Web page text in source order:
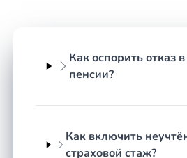
Спектр пенсионных споров
них требуют детального
Республика к специалисту
отказ Социального фонда в
Как оспорить отказ
пенсии?
Как включить
страховой стаж?